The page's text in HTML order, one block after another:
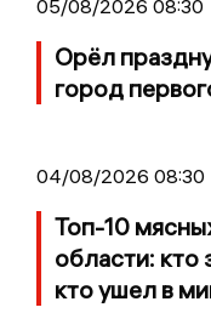
05/08/2026 08:30
Орёл
город
04/08/2026 08:30
Топ-10
области: кто
кто ушел в